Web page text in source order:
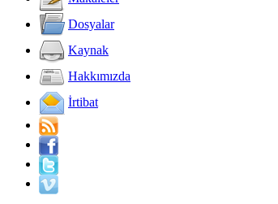
Dosyalar
Kaynak
Hakkımızda
İrtibat